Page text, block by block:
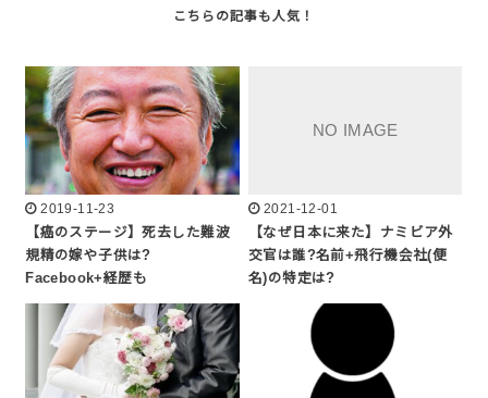
2019-11-23
【癌のステージ】死去した難波
規精の嫁や子供は?
Facebook+経歴も
2021-12-01
【なぜ日本に来た】ナミビア外
交官は誰?名前+飛行機会社(便
名)の特定は?